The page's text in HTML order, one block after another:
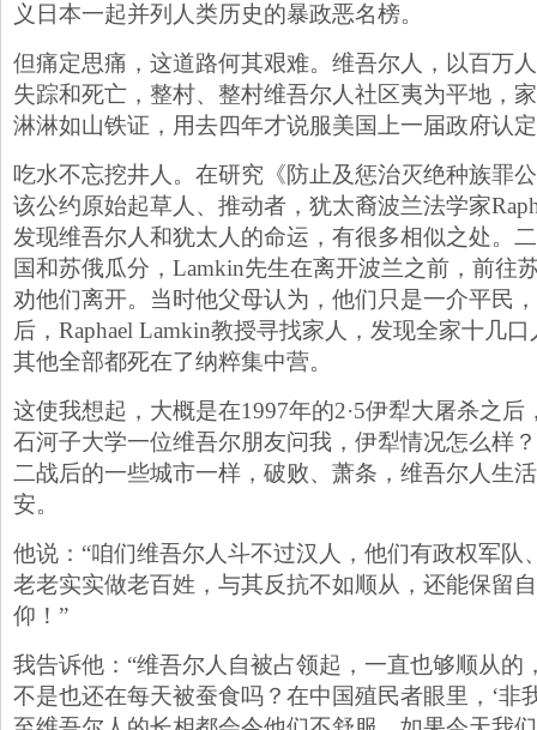
义日本一起并列人类历史的暴政恶名榜。
但痛定思痛，这道路何其艰难。维吾尔人，以百万
失踪和死亡，整村、整村维吾尔人社区夷为平地，
淋淋如山铁证，用去四年才说服美国上一届政府认
吃水不忘挖井人。在研究《防止及惩治灭绝种族罪
该公约原始起草人、推动者，犹太裔波兰法学家
发现维吾尔人和犹太人的命运，有很多相似之处。
国和苏俄瓜分，Lamkin先生在离开波兰之前，前往
劝他们离开。当时他父母认为，他们只是一介平民
后，Raphael Lamkin教授寻找家人，发现全家十几
其他全部都死在了纳粹集中营。
这使我想起，大概是在1997年的2·5伊犁大屠杀之
石河子大学一位维吾尔朋友问我，伊犁情况怎么样
二战后的一些城市一样，破败、萧条，维吾尔人生
安。
他说：“咱们维吾尔人斗不过汉人，他们有政权军队
老老实实做老百姓，与其反抗不如顺从，还能保留
仰！”
我告诉他：“维吾尔人自被占领起，一直也够顺从的
不是也还在每天被蚕食吗？在中国殖民者眼里，‘非